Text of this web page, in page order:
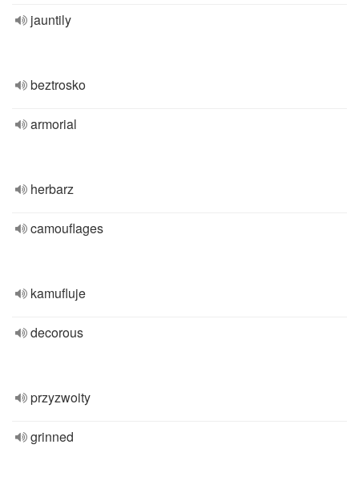
jauntily
beztrosko
armorial
herbarz
camouflages
kamufluje
decorous
przyzwoity
grinned